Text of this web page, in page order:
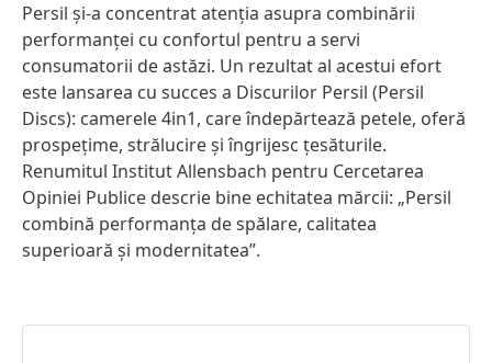
Persil și-a concentrat atenția asupra combinării
performanței cu confortul pentru a servi
consumatorii de astăzi. Un rezultat al acestui efort
este lansarea cu succes a Discurilor Persil (Persil
Discs): camerele 4in1, care îndepărtează petele, oferă
prospețime, strălucire și îngrijesc țesăturile.
Renumitul Institut Allensbach pentru Cercetarea
Opiniei Publice descrie bine echitatea mărcii: „Persil
combină performanța de spălare, calitatea
superioară și modernitatea”.